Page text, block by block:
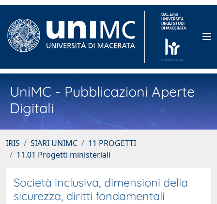
UniMC - Pubblicazioni Aperte
Digitali
IRIS SIARI UNIMC
11 PROGETTI
11.01 Progetti ministeriali
Società inclusiva, dimensioni della
sicurezza, diritti fondamentali